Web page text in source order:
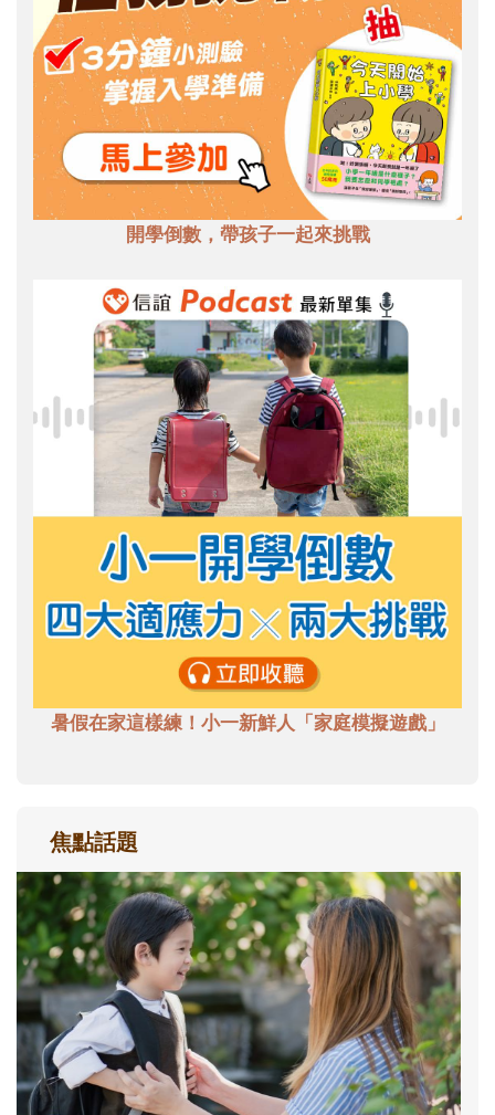
開學倒數，帶孩子一起來挑戰
暑假在家這樣練！小一新鮮人「家庭模擬遊戲」
焦點話題